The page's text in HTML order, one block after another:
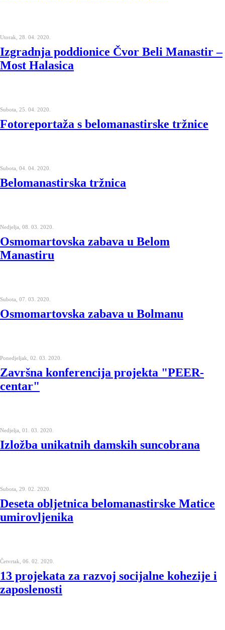
Utorak, 28. 04. 2020.
Izgradnja poddionice Čvor Beli Manastir –
Most Halasica
Subota, 25. 04. 2020.
Fotoreportaža s belomanastirske tržnice
Subota, 04. 04. 2020.
Belomanastirska tržnica
Nedjelja, 08. 03. 2020.
Osmomartovska zabava u Belom
Manastiru
Subota, 07. 03. 2020.
Osmomartovska zabava u Bolmanu
Ponedjeljak, 02. 03. 2020.
Završna konferencija projekta "PEER-
centar"
Nedjelja, 01. 03. 2020.
Izložba unikatnih damskih suncobrana
Subota, 29. 02. 2020.
Deseta obljetnica belomanastirske Matice
umirovljenika
Četvrtak, 06. 02. 2020.
13 projekata za razvoj socijalne kohezije i
zaposlenosti